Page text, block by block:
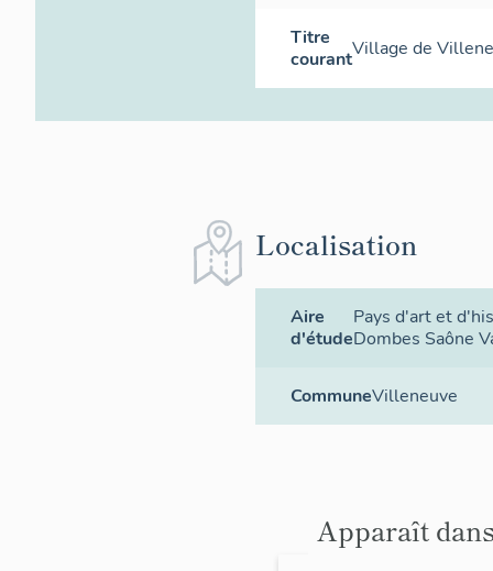
Titre
courantVillage de
Localisation
Aire
d'étude
Pays d'art et
Dombes Saône
CommuneVilleneuve
Apparaît